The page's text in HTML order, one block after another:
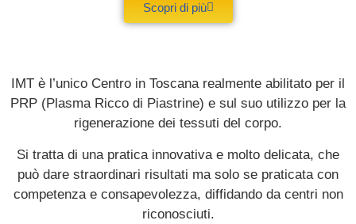
Scopri di più
IMT è l’unico Centro in Toscana realmente abilitato per il
PRP (Plasma Ricco di Piastrine) e sul suo utilizzo per la
rigenerazione dei tessuti del corpo.
Si tratta di una pratica innovativa e molto delicata, che
può dare straordinari risultati ma solo se praticata con
competenza e consapevolezza, diffidando da centri non
riconosciuti.